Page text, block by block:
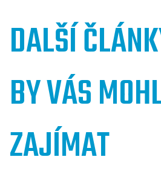
DALŠÍ
BY VÁS
ZAJÍMAT